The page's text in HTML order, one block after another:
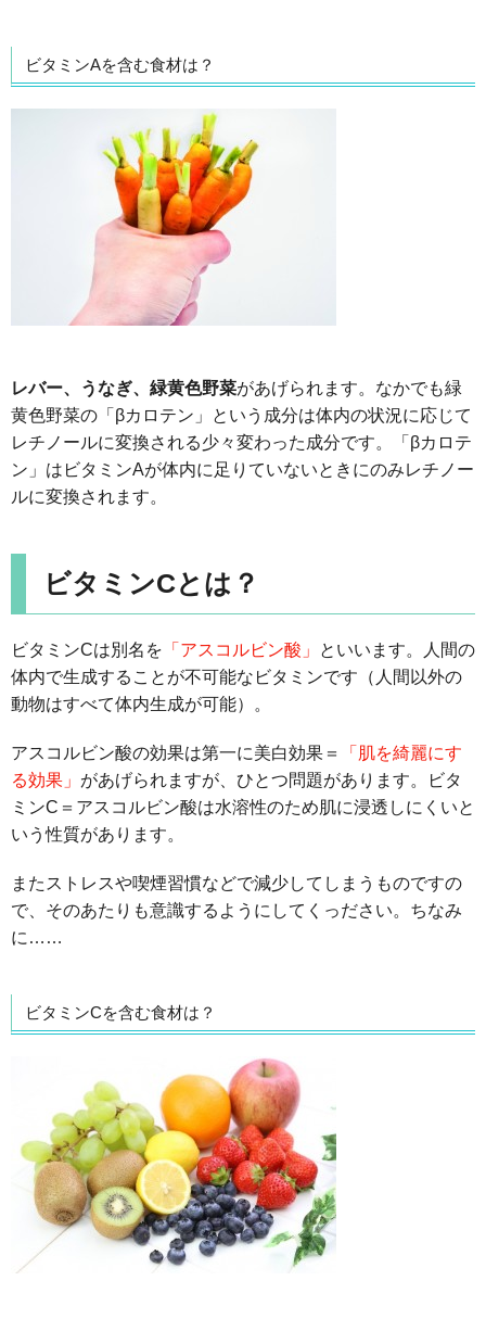
ビタミンAを含む食材は？
レバー、うなぎ、緑黄色野菜があげられます。なかでも緑
黄色野菜の「βカロテン」という成分は体内の状況に応じて
レチノールに変換される少々変わった成分です。「βカロテ
ン」はビタミンAが体内に足りていないときにのみレチノー
ルに変換されます。
ビタミンCとは？
ビタミンCは別名を 「アスコルビン酸」
といいます。人間の
体内で生成することが不可能なビタミンです（人間以外の
動物はすべて体内生成が可能）。
アスコルビン酸の効果は第一に美白効果＝
「肌を綺麗にす
る効果」 があげられますが、ひとつ問題があります。ビタ
ミンC＝アスコルビン酸は水溶性のため肌に浸透しにくいと
いう性質があります。
またストレスや喫煙習慣などで減少してしまうものですの
で、そのあたりも意識するようにしてくっださい。ちなみ
に……
ビタミンCを含む食材は？